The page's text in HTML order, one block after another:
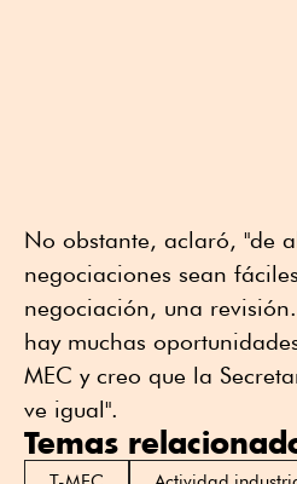
No obstante, aclaró, "de
negociaciones sean
negociación, una
hay muchas
MEC y creo que la
ve igual".
Temas